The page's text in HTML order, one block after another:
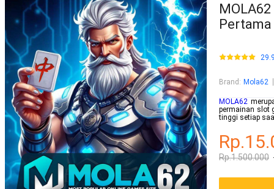
Brand : Mola62
MOLA62
permainan slot
tinggi setiap
Rp.1.500.000